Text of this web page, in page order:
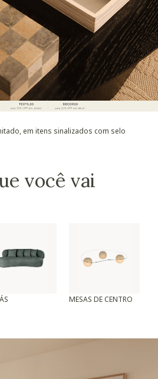
em itens sinalizados com selo
você vai
MESAS DE CENTRO